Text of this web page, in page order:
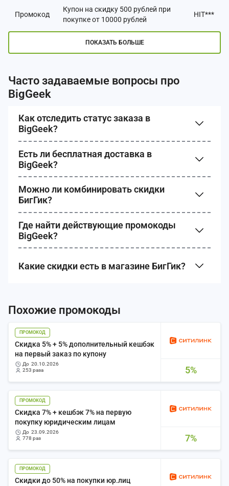
Промокод
Купон на скидку 500 рублей при
покупке от 10000 рублей
HIT***
ПОКАЗАТЬ БОЛЬШЕ
Часто задаваемые вопросы про
BigGeek
Как отследить статус заказа в
BigGeek?
Есть ли бесплатная доставка в
BigGeek?
Можно ли комбинировать скидки
БигГик?
Где найти действующие промокоды
BigGeek?
Какие скидки есть в магазине БигГик?
Похожие промокоды
5%
ПРОМОКОД
Скидка 5% + 5% дополнительный кешбэк
на первый заказ по купону
до 20.10.2026
253 раза
7%
ПРОМОКОД
Скидка 7% + кешбэк 7% на первую
покупку юридическим лицам
до 23.09.2026
778 раз
ПРОМОКОД
Скидки до 50% на покупки юр.лиц